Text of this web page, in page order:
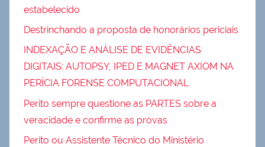
estabelecido
Destrinchando a proposta de honorários periciais
INDEXAÇÃO E ANÁLISE DE EVIDÊNCIAS
DIGITAIS: AUTOPSY, IPED E MAGNET AXIOM NA
PERÍCIA FORENSE COMPUTACIONAL
Perito sempre questione as PARTES sobre a
veracidade e confirme as provas
Perito ou Assistente Técnico do Ministério